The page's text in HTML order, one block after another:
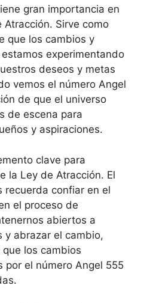
gran importancia en
Sirve como
que los cambios y
experimentando
deseos y metas
vemos el número Angel
de que el universo
de escena para
y aspiraciones.
clave para
la Ley de Atracción. El
recuerda confiar en el
el proceso de
abiertos a
y abrazar el cambio,
los cambios
por el número Angel 555